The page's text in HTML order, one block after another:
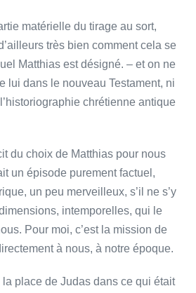
matérielle du tirage au sort,
très bien comment cela se
Matthias est désigné. – et on ne
lui dans le nouveau Testament, ni
chrétienne antique
du choix de Matthias pour nous
un épisode purement factuel,
un peu merveilleux, s’il ne s’y
intemporelles, qui le
Pour moi, c’est la mission de
à nous, à notre époque.
place de Judas dans ce qui était